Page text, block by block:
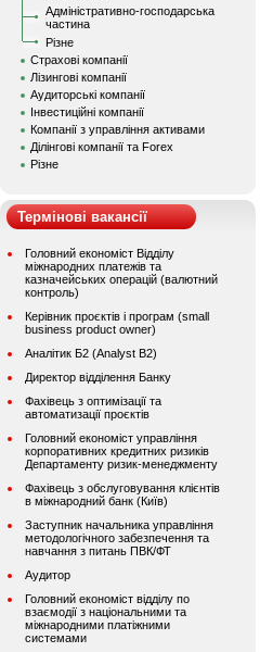
Адміністративно-господарська
частина
Різне
Страхові компанії
Лізингові компанії
Аудиторські компанії
Інвестиційні компанії
Компанії з управління активами
Ділінгові компанії та Forex
Різне
Термінові вакансії
Головний економіст Відділу
міжнародних платежів та
казначейських операцій (валютний
контроль)
Керівник проєктів і програм (small
business product owner)
Аналітик Б2 (Analyst B2)
Директор відділення Банку
Фахівець з оптимізації та
автоматизації проєктів
Головний економіст управління
корпоративних кредитних ризиків
Департаменту ризик-менеджменту
Фахівець з обслуговування клієнтів
в міжнародний банк (Київ)
Заступник начальника управління
методологічного забезпечення та
навчання з питань ПВК/ФТ
Аудитор
Головний економіст відділу по
взаємодії з національними та
міжнародними платіжними
системами